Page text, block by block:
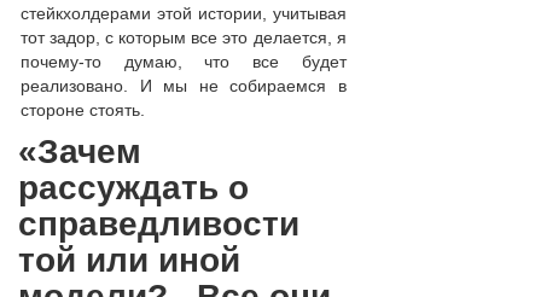
стейкхолдерами этой истории, учитывая
тот задор, с которым все это делается, я
почему-то думаю, что все будет
реализовано. И мы не собираемся в
стороне стоять.
«Зачем
рассуждать о
справедливости
той или иной